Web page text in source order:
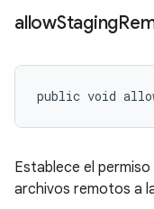
allowStaging
public void
Establece el
archivos remotos a